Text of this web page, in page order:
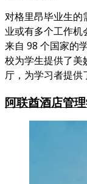
对格里昂毕业生的
业或有多个工作
来自 98 个国家的
校为学生提供了美
厅，为学习者提供
阿联酋酒店管